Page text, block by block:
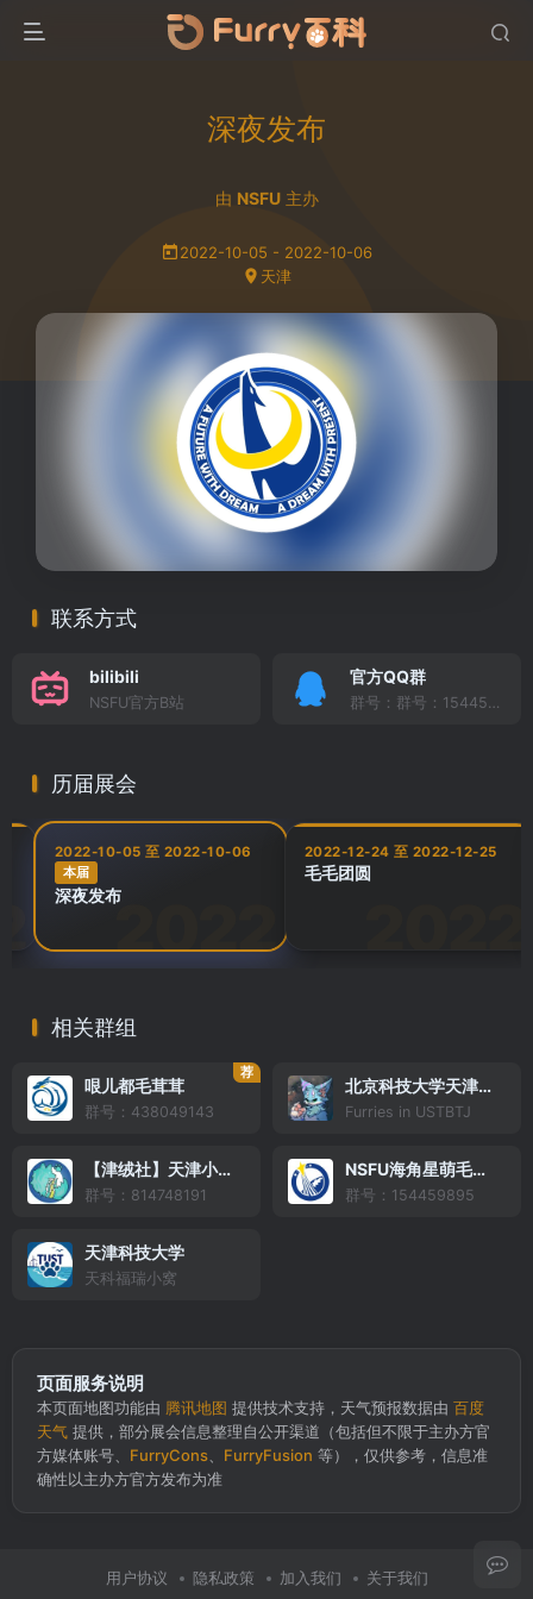
深夜发布
由 NSFU 主办
2022-10-05 - 2022-10-06
天津
联系方式
bilibili
NSFU官方B站
官方QQ群
群号：群号：154459895
历届展会
2022-10-05 至 2022-10-06
本届
深夜发布
2022-12-24 至 2022-12-25
毛毛团圆
相关群组
荐
哏儿都毛茸茸
群号：438049143
北京科技大学天津学院
Furries in USTBTJ
【津绒社】天津小聚群
群号：814748191
NSFU海角星萌毛毛聚
群号：154459895
天津科技大学
天科福瑞小窝
页面服务说明
本页面地图功能由 腾讯地图 提供技术支持，天气预报数据由 百度
天气 提供，部分展会信息整理自公开渠道（包括但不限于主办方官
方媒体账号、 FurryCons、 FurryFusion 等），仅供参考，信息准
确性以主办方官方发布为准
用户协议 隐私政策 加入我们 关于我们